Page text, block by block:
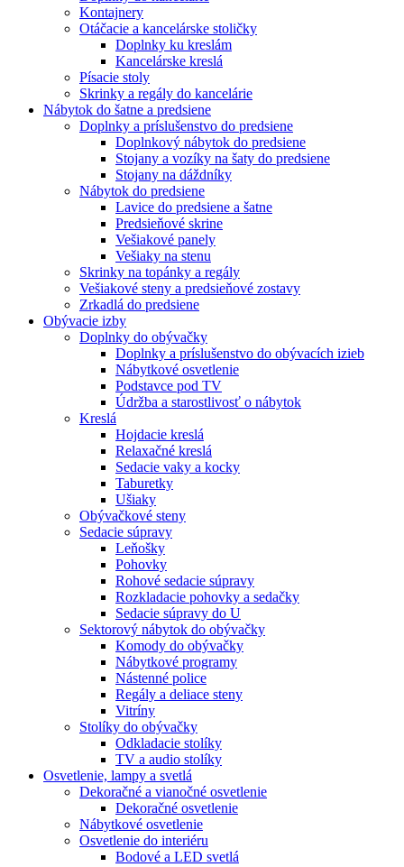
Kontajnery
Otáčacie a kancelárske stoličky
Doplnky ku kreslám
Kancelárske kreslá
Písacie stoly
Skrinky a regály do kancelárie
Nábytok do šatne a predsiene
Doplnky a príslušenstvo do predsiene
Doplnkový nábytok do predsiene
Stojany a vozíky na šaty do predsiene
Stojany na dáždníky
Nábytok do predsiene
Lavice do predsiene a šatne
Predsieňové skrine
Vešiakové panely
Vešiaky na stenu
Skrinky na topánky a regály
Vešiakové steny a predsieňové zostavy
Zrkadlá do predsiene
Obývacie izby
Doplnky do obývačky
Doplnky a príslušenstvo do obývacích izieb
Nábytkové osvetlenie
Podstavce pod TV
Údržba a starostlivosť o nábytok
Kreslá
Hojdacie kreslá
Relaxačné kreslá
Sedacie vaky a kocky
Taburetky
Ušiaky
Obývačkové steny
Sedacie súpravy
Leňošky
Pohovky
Rohové sedacie súpravy
Rozkladacie pohovky a sedačky
Sedacie súpravy do U
Sektorový nábytok do obývačky
Komody do obývačky
Nábytkové programy
Nástenné police
Regály a deliace steny
Vitríny
Stolíky do obývačky
Odkladacie stolíky
TV a audio stolíky
Osvetlenie, lampy a svetlá
Dekoračné a vianočné osvetlenie
Dekoračné osvetlenie
Nábytkové osvetlenie
Osvetlenie do interiéru
Bodové a LED svetlá